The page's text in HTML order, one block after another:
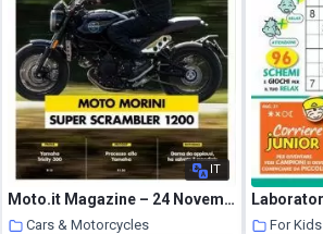
IT
Moto.it Magazine – 24 Novembre 2020
Cars & Motorcycles
For Kids